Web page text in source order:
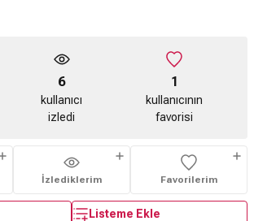
6
kullanıcı
izledi
1
kullanıcının
favorisi
İzlediklerim Favorilerim
Listeme Ekle